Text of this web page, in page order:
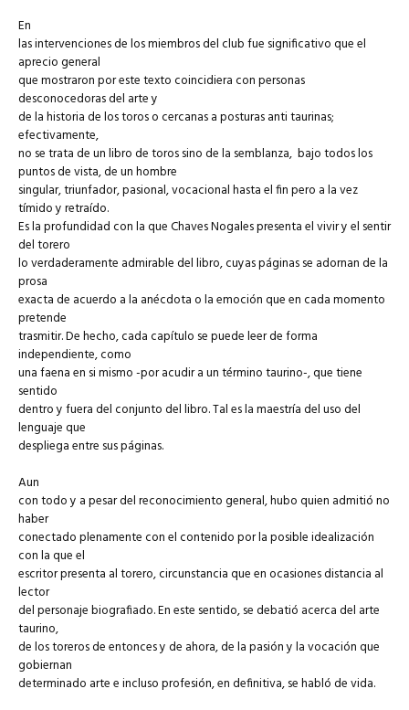
En
las intervenciones de los miembros del club fue significativo que el
aprecio general
que mostraron por este texto coincidiera con personas
desconocedoras del arte y
de la historia de los toros o cercanas a posturas anti taurinas;
efectivamente,
no se trata de un libro de toros sino de la semblanza, bajo todos los
puntos de vista, de un hombre
singular, triunfador, pasional, vocacional hasta el fin pero a la vez
tímido y retraído.
Es la profundidad con la que Chaves Nogales presenta el vivir y el sentir
del torero
lo verdaderamente admirable del libro, cuyas páginas se adornan de la
prosa
exacta de acuerdo a la anécdota o la emoción que en cada momento
pretende
trasmitir. De hecho, cada capítulo se puede leer de forma
independiente, como
una faena en si mismo -por acudir a un término taurino-, que tiene
sentido
dentro y fuera del conjunto del libro. Tal es la maestría del uso del
lenguaje que
despliega entre sus páginas.
Aun
con todo y a pesar del reconocimiento general, hubo quien admitió no
haber
conectado plenamente con el contenido por la posible idealización
con la que el
escritor presenta al torero, circunstancia que en ocasiones distancia al
lector
del personaje biografiado. En este sentido, se debatió acerca del arte
taurino,
de los toreros de entonces y de ahora, de la pasión y la vocación que
gobiernan
determinado arte e incluso profesión, en definitiva, se habló de vida.